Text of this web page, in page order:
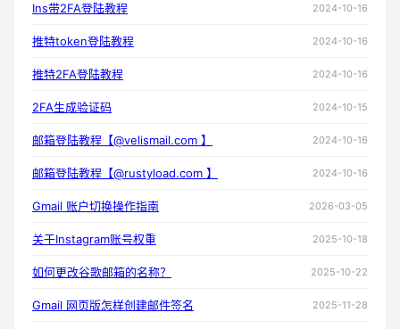
Ins带2FA登陆教程 2024-10-16
推特token登陆教程 2024-10-16
推特2FA登陆教程 2024-10-16
2FA生成验证码 2024-10-15
邮箱登陆教程【@velismail.com 】 2024-10-16
邮箱登陆教程【@rustyload.com 】 2024-10-16
Gmail 账户切换操作指南 2026-03-05
关于Instagram账号权重 2025-10-18
如何更改谷歌邮箱的名称？ 2025-10-22
Gmail 网页版怎样创建邮件签名 2025-11-28